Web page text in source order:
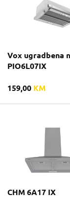
Vox ugradbena
PIO6L07IX
159,00 KM
CHM 6A17 IX